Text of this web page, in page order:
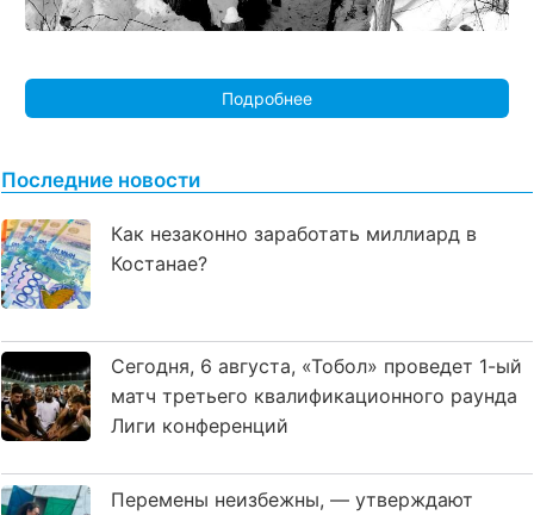
Подробнее
Последние новости
Как незаконно заработать миллиард в
Костанае?
Сегодня, 6 августа, «Тобол» проведет 1-ый
матч третьего квалификационного раунда
Лиги конференций
Перемены неизбежны, — утверждают